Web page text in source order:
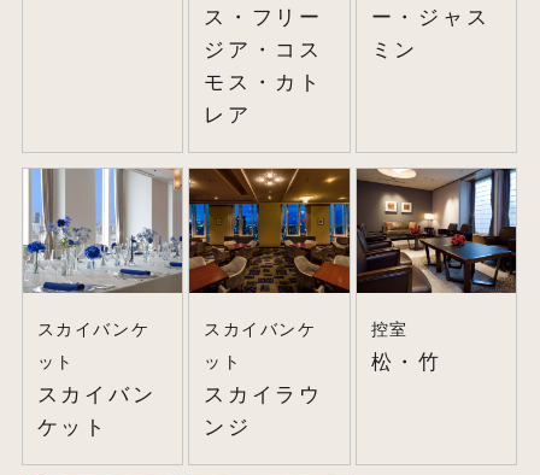
ス・フリー
ジア・コス
モス・カト
レア
ー・ジャス
ミン
スカイバンケ
ット
スカイバン
ケット
スカイバンケ
ット
スカイラウ
ンジ
控室
松・竹